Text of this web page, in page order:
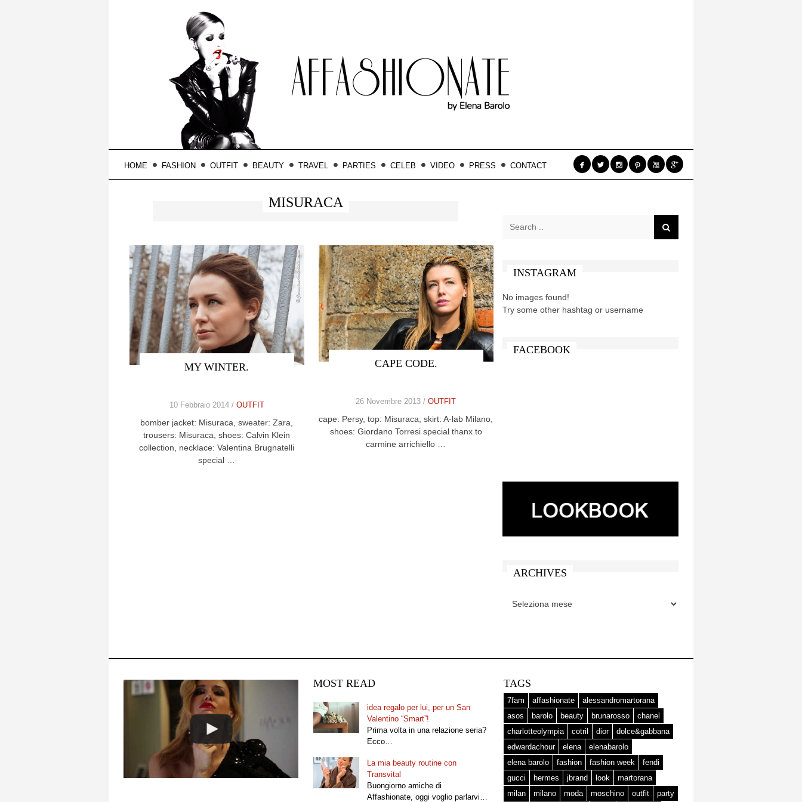
HOME FASHION OUTFIT BEAUTY TRAVEL PARTIES CELEB VIDEO PRESS CONTACT      
MISURACA
MY WINTER.
10 Febbraio 2014 / OUTFIT
bomber jacket: Misuraca, sweater: Zara,
trousers: Misuraca, shoes: Calvin Klein
collection, necklace: Valentina Brugnatelli
special …
CAPE CODE.
26 Novembre 2013 /OUTFIT
cape: Persy, top: Misuraca, skirt: A-lab Milano,
shoes: Giordano Torresi special thanx to
carmine arrichiello …
INSTAGRAM
No images found!
Try some other hashtag or username
FACEBOOK
ARCHIVES
MOST READ
idea regalo per lui, per un San
Valentino “Smart”!
Prima volta in una relazione seria?
Ecco…
La mia beauty routine con
Transvital
Buongiorno amiche di
Affashionate, oggi voglio parlarvi…
TAGS
7fam affashionate
alessandromartorana
asos
barolo beauty brunarosso
chanel
charlotteolympia
cotril dior
dolce&gabbana
edwardachour
elena
elenabarolo
elena barolo
fashion fashion week
fendi
gucci
hermes jbrand look
martorana
milan
milano moda moschino outfit party